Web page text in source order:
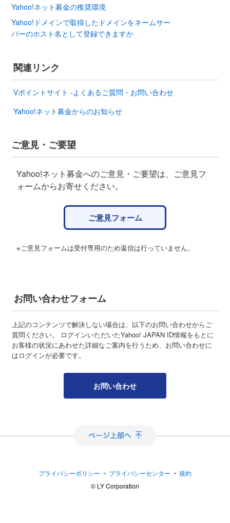
Yahoo!ネット募金の推奨環境
Yahoo!ドメインで取得したドメインをネームサー
バーのホスト名として登録できますか
関連リンク
Vポイントサイト -よくあるご質問・お問い合わせ
Yahoo!ネット募金からのお知らせ
ご意見・ご要望
Yahoo!ネット募金へのご意見・ご要望は、ご意見フ
ォームからお寄せください。
ご意見フォーム
※ご意見フォームは受付専用のため返信は行っていません。
お問い合わせフォーム
上記のコンテンツで解決しない場合は、以下のお問い合わせからご
質問ください。 ログインいただいたYahoo! JAPAN ID情報をもとに
お客様の状況にあわせた詳細なご案内を行うため、お問い合わせに
はログインが必要です。
お問い合わせ
プライバシーポリシー - プライバシーセンター - 規約
©︎ LY Corporation